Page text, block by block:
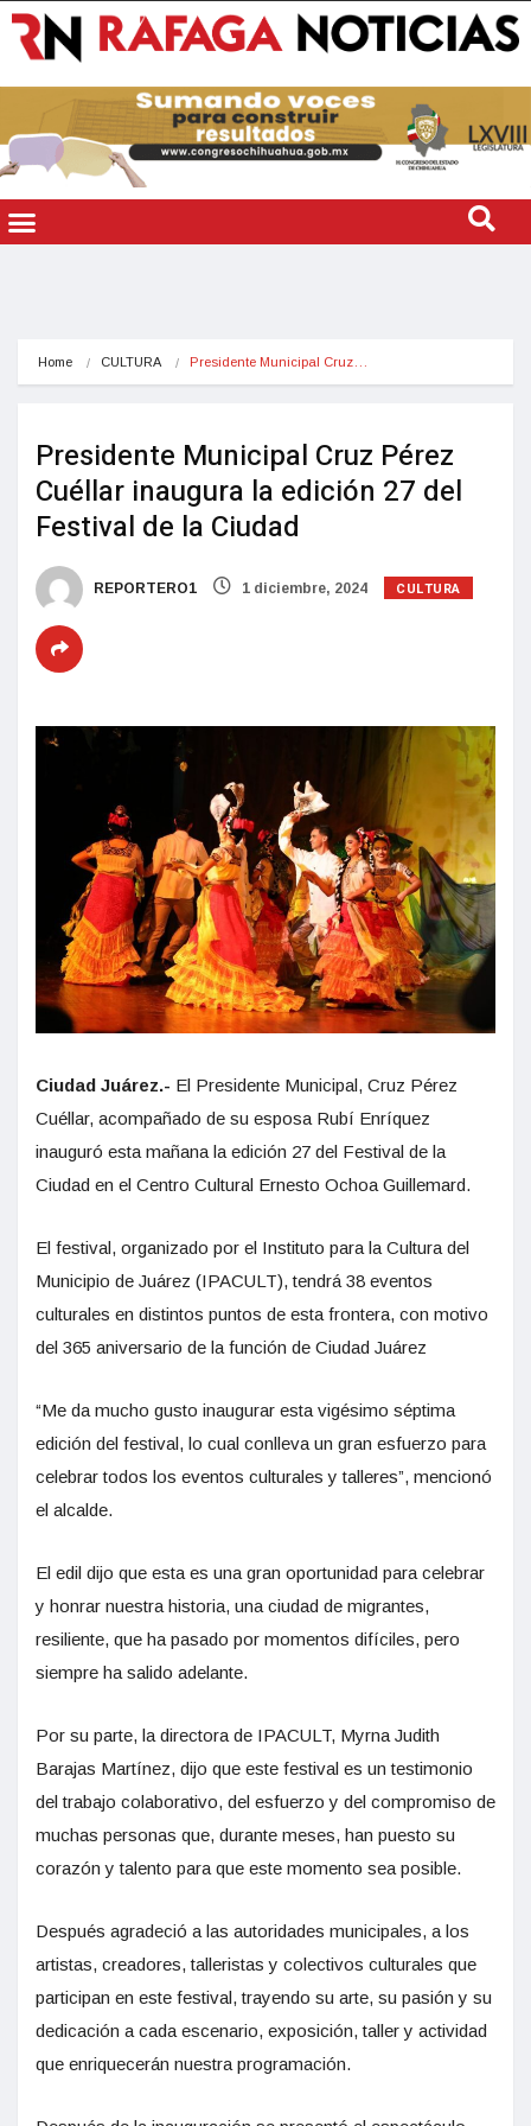
Home CULTURA Presidente Municipal Cruz…
Presidente Municipal Cruz Pérez
Cuéllar inaugura la edición 27 del
Festival de la Ciudad
REPORTERO1 1 diciembre, 2024 CULTURA
Ciudad Juárez.- El Presidente Municipal, Cruz Pérez
Cuéllar, acompañado de su esposa Rubí Enríquez
inauguró esta mañana la edición 27 del Festival de la
Ciudad en el Centro Cultural Ernesto Ochoa Guillemard.
El festival, organizado por el Instituto para la Cultura del
Municipio de Juárez (IPACULT), tendrá 38 eventos
culturales en distintos puntos de esta frontera, con motivo
del 365 aniversario de la función de Ciudad Juárez
“Me da mucho gusto inaugurar esta vigésimo séptima
edición del festival, lo cual conlleva un gran esfuerzo para
celebrar todos los eventos culturales y talleres”, mencionó
el alcalde.
El edil dijo que esta es una gran oportunidad para celebrar
y honrar nuestra historia, una ciudad de migrantes,
resiliente, que ha pasado por momentos difíciles, pero
siempre ha salido adelante.
Por su parte, la directora de IPACULT, Myrna Judith
Barajas Martínez, dijo que este festival es un testimonio
del trabajo colaborativo, del esfuerzo y del compromiso de
muchas personas que, durante meses, han puesto su
corazón y talento para que este momento sea posible.
Después agradeció a las autoridades municipales, a los
artistas, creadores, talleristas y colectivos culturales que
participan en este festival, trayendo su arte, su pasión y su
dedicación a cada escenario, exposición, taller y actividad
que enriquecerán nuestra programación.